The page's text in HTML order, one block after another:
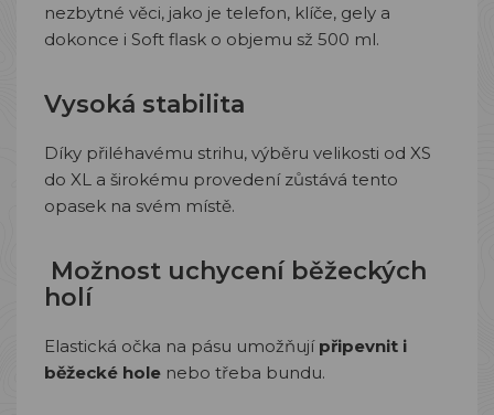
nezbytné věci, jako je telefon, klíče, gely a
dokonce i Soft flask o objemu sž 500 ml.
Vysoká stabilita
Díky přiléhavému strihu, výběru velikosti od XS
do XL a širokému provedení zůstává tento
opasek na svém místě.
Možnost uchycení běžeckých
holí
Elastická očka na pásu umožňují připevnit i
běžecké hole nebo třeba bundu.